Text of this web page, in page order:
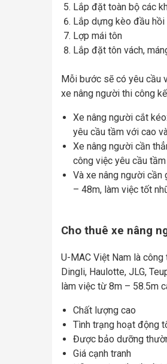
Lắp đặt toàn bộ các
Lắp dựng kèo đầu hồi
Lợp mái tôn
Lắp đặt tôn vách,
Mỗi bước sẽ có yêu cầu
xe nâng người thi công
Xe nâng người cắt
yêu cầu tầm với cao
Xe nâng người cần
công việc yêu cầu
Và xe nâng người cần
– 48m, làm việc tốt
Cho thuê xe nâng
U-MAC Việt Nam là
Dingli, Haulotte, JLG,
làm việc từ 8m – 58.5m
Chất lượng cao
Tình trạng hoạt động
Được bảo dưỡng
Giá cạnh tranh